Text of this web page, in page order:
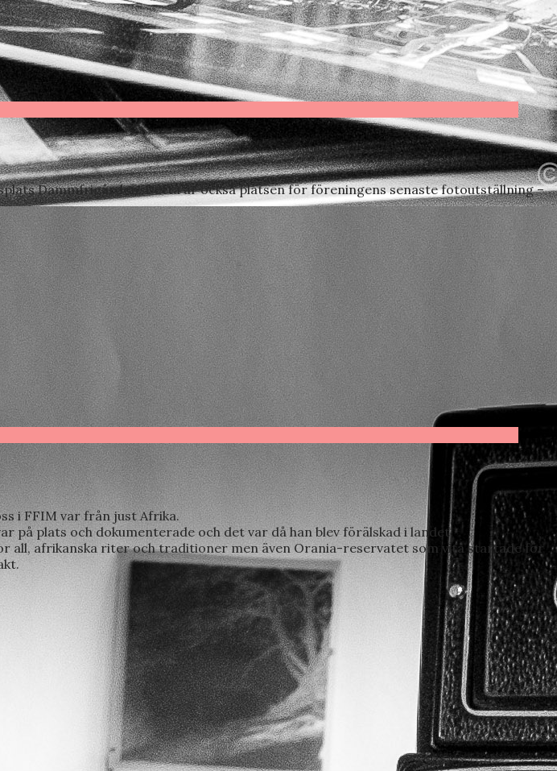
Dammfrigården. Detta är också platsen för föreningens senaste fotoutställning –
i FFIM var från just Afrika.
på plats och dokumenterade och det var då han blev förälskad i landet.
all, afrikanska riter och traditioner men även Orania-reservatet som vita startade för